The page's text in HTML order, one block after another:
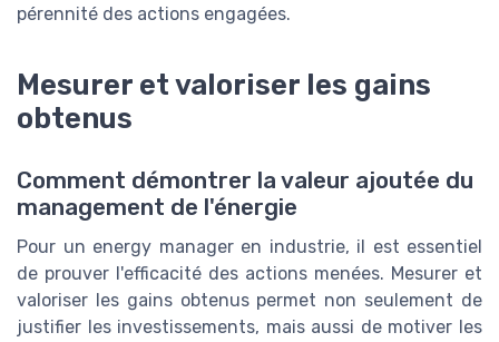
pérennité des actions engagées.
Mesurer et valoriser les gains
obtenus
Comment démontrer la valeur ajoutée du
management de l'énergie
Pour un energy manager en industrie, il est essentiel
de prouver l'efficacité des actions menées. Mesurer et
valoriser les gains obtenus permet non seulement de
justifier les investissements, mais aussi de motiver les